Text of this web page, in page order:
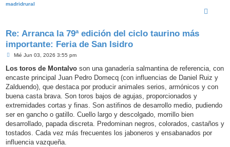
madridrural
Re: Arranca la 79ª edición del ciclo taurino más
importante: Feria de San Isidro
M
n
a
j
Mié Jun 03, 2026 3:55 pm
Los toros de Montalvo son una ganadería salmantina de referencia, con
encaste principal Juan Pedro Domecq (con influencias de Daniel Ruiz y
Zalduendo), que destaca por producir animales serios, armónicos y con
buena casta brava. Son toros bajos de agujas, proporcionados y
extremidades cortas y finas. Son astifinos de desarrollo medio, pudiendo
ser en gancho o gatillo. Cuello largo y descolgado, morrillo bien
desarrollado, papada discreta. Predominan negros, colorados, castaños y
tostados. Cada vez más frecuentes los jaboneros y ensabanados por
influencia vazqueña.